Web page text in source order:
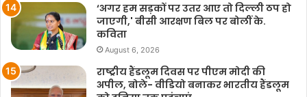
‘अगर हम सड़कों पर उतर आए तो दिल्ली ठप हो
जाएगी,' बीसी आरक्षण बिल पर बोलीं के.
कविता
August 6, 2026
राष्ट्रीय हैंडलूम दिवस पर पीएम मोदी की
अपील, बोले- वीडियो बनाकर भारतीय हैंडलूम